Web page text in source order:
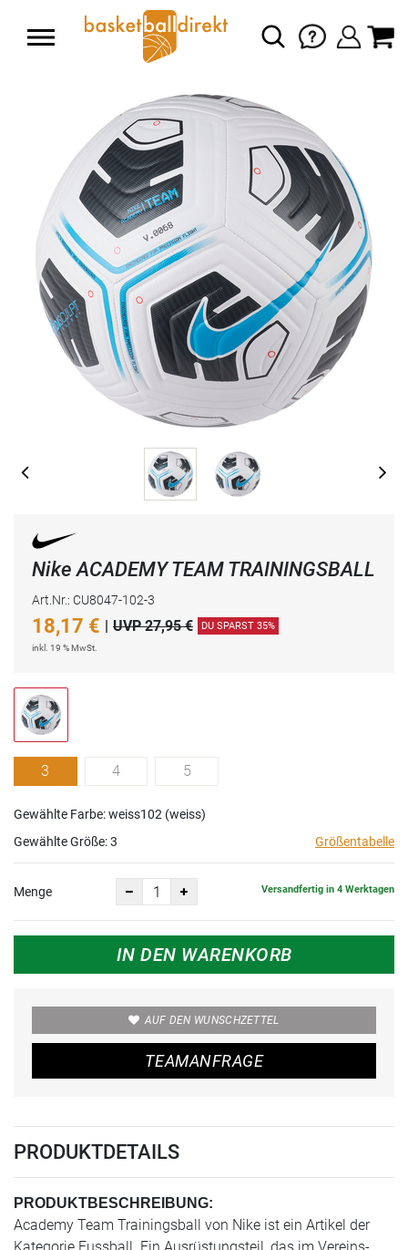
Nike ACADEMY TEAM TRAININGSBALL
Art.Nr.: CU8047-102-3
18,17 € | UVP 27,95 € DU SPARST 35%
inkl. 19 % MwSt.
3 4 5
Gewählte Farbe: weiss102 (weiss)
Gewählte Größe:3 Größentabelle
Menge Versandfertig in 4 Werktagen
IN DEN WARENKORB
AUF DEN WUNSCHZETTEL
TEAMANFRAGE
PRODUKTDETAILS
PRODUKTBESCHREIBUNG:
Academy Team Trainingsball von Nike ist ein Artikel der